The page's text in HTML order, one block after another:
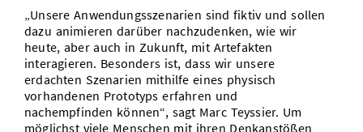
„Unsere Anwendungsszenarien sind fiktiv und sollen
dazu animieren darüber nachzudenken, wie wir
heute, aber auch in Zukunft, mit Artefakten
interagieren. Besonders ist, dass wir unsere
erdachten Szenarien mithilfe eines physisch
vorhandenen Prototyps erfahren und
nachempfinden können“, sagt Marc Teyssier. Um
möglichst viele Menschen mit ihren Denkanstößen